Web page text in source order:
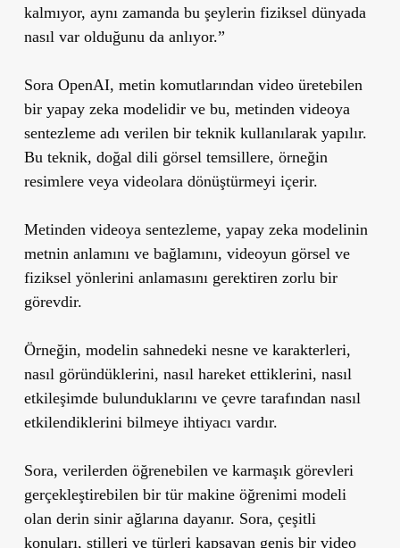
kalmıyor, aynı zamanda bu şeylerin fiziksel dünyada
nasıl var olduğunu da anlıyor.”
Sora OpenAI, metin komutlarından video üretebilen
bir yapay zeka modelidir ve bu, metinden videoya
sentezleme adı verilen bir teknik kullanılarak yapılır.
Bu teknik, doğal dili görsel temsillere, örneğin
resimlere veya videolara dönüştürmeyi içerir.
Metinden videoya sentezleme, yapay zeka modelinin
metnin anlamını ve bağlamını, videoyun görsel ve
fiziksel yönlerini anlamasını gerektiren zorlu bir
görevdir.
Örneğin, modelin sahnedeki nesne ve karakterleri,
nasıl göründüklerini, nasıl hareket ettiklerini, nasıl
etkileşimde bulunduklarını ve çevre tarafından nasıl
etkilendiklerini bilmeye ihtiyacı vardır.
Sora, verilerden öğrenebilen ve karmaşık görevleri
gerçekleştirebilen bir tür makine öğrenimi modeli
olan derin sinir ağlarına dayanır. Sora, çeşitli
konuları, stilleri ve türleri kapsayan geniş bir video